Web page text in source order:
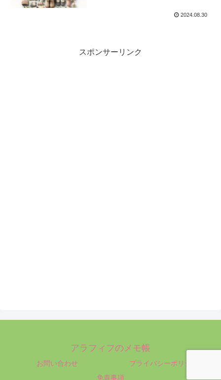
2024.08.30
スポンサーリンク
アラフィフのメモ帳
お問い合わせ
プライバシーポリシー
免責事項